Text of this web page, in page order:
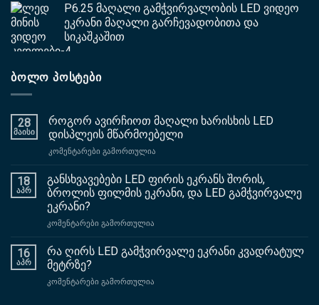
P6.25 მაღალი გამჭვირვალობის LED ვიდეო
ეკრანი მაღალი გარჩევადობითა და
სიკაშკაშით
ᲑᲝᲚᲝ ᲞᲝᲡᲢᲔᲑᲘ
28
მაისი
როგორ ავირჩიოთ მაღალი ხარისხის LED
დისპლეის მწარმოებელი
კომენტარები გამორთულია
ავირჩიოთ
მაღალი
ხარისხის
18
აპრ
განსხვავებები LED ფირის ეკრანს შორის,
ბროლის ფილმის ეკრანი, და LED გამჭვირვალე
ეკრანი?
კომენტარები გამორთულია
LED
ფირის
16
აპრ
რა ღირს LED გამჭვირვალე ეკრანი კვადრატულ
მეტრზე?
კომენტარები გამორთულია